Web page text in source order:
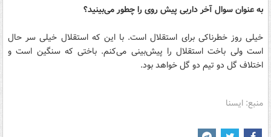
به عنوان سوال آخر داربی پیش روی را چطور می‌بینید؟
خیلی روز خطرناکی برای استقلال است. با این که استقلال خیلی سر حال
است ولی باخت استقلال را پیش‌بینی می‌کنم. باختی که سنگین است و
اختلاف گل دو تیم دو گل خواهد بود.
منبع: ایسنا